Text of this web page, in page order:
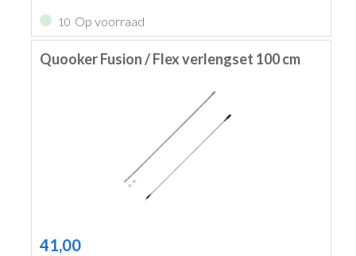
10 Op voorraad
Quooker Fusion / Flex verlengset 100 cm
41,00